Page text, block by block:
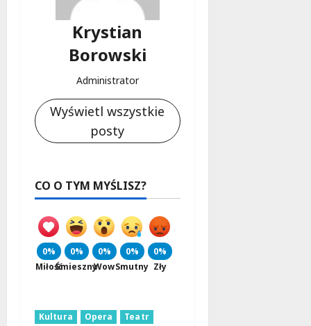
Krystian
Borowski
Administrator
Wyświetl wszystkie
posty
CO O TYM MYŚLISZ?
0%
Miłość
0%
Śmieszny
0%
Wow
0%
Smutny
0%
Zły
Kultura Opera Teatr